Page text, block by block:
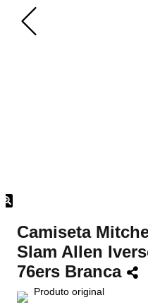
Camiseta
Slam Allen
76ers Branca
Produto original